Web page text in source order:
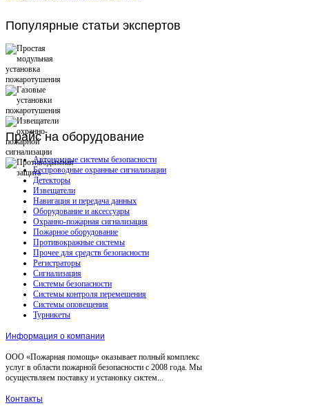
Популярные статьи экспертов
Прайсна оборудование
Автономные системы безопасности
Беспроводные охранные сигнализации
Детекторы
Извещатели
Навигация и передача данных
Оборудование и аксессуары
Охранно-пожарная сигнализация
Пожарное оборудование
Противокражные системы
Прочее для средств безопасности
Регистраторы
Сигнализация
Системы безопасности
Системы контроля перемещения
Системы оповещения
Турникеты
Информация о компании
ООО «Пожарная помощь» оказывает полный комплекс
услуг в области пожарной безопасности с 2008 года. Мы
осуществляем поставку и установку систем...
Контакты